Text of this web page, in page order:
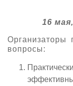
33-81
О выставке
Партнеры выставки
16 мая,
Организаторы
вопросы: